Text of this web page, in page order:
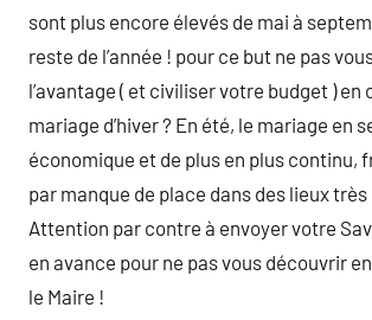
sont plus encore élevés de mai à
reste de l’année ! pour ce but ne pas
l’avantage ( et civiliser votre budget ) en
mariage d’hiver ? En été, le mariage en
économique et de plus en plus continu,
par manque de place dans des lieux
Attention par contre à envoyer votre
en avance pour ne pas vous découvrir
le Maire !